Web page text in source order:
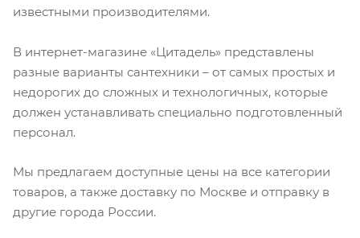
известными производителями.
В интернет-магазине «Цитадель» представлены
разные варианты сантехники – от самых простых и
недорогих до сложных и технологичных, которые
должен устанавливать специально подготовленный
персонал.
Мы предлагаем доступные цены на все категории
товаров, а также доставку по Москве и отправку в
другие города России.